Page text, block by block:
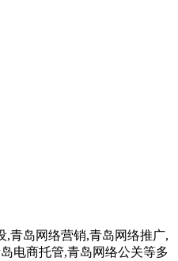
,青岛网络营销,青岛网络推广,
电商托管,青岛网络公关等多